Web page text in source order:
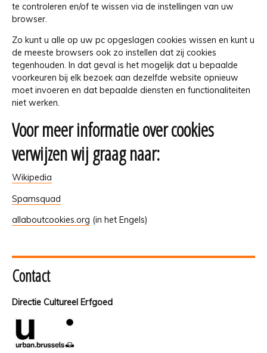
te controleren en/of te wissen via de instellingen van uw
browser.
Zo kunt u alle op uw pc opgeslagen cookies wissen en kunt u
de meeste browsers ook zo instellen dat zij cookies
tegenhouden. In dat geval is het mogelijk dat u bepaalde
voorkeuren bij elk bezoek aan dezelfde website opnieuw
moet invoeren en dat bepaalde diensten en functionaliteiten
niet werken.
Voor meer informatie over cookies
verwijzen wij graag naar:
Wikipedia
Spamsquad
allaboutcookies.org (in het Engels)
Contact
Directie Cultureel Erfgoed